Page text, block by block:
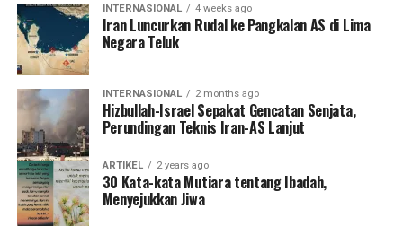
INTERNASIONAL 4 weeks ago
Iran Luncurkan Rudal ke Pangkalan AS di Lima
Negara Teluk
INTERNASIONAL 2 months ago
Hizbullah-Israel Sepakat Gencatan Senjata,
Perundingan Teknis Iran-AS Lanjut
ARTIKEL 2 years ago
30 Kata-kata Mutiara tentang Ibadah,
Menyejukkan Jiwa